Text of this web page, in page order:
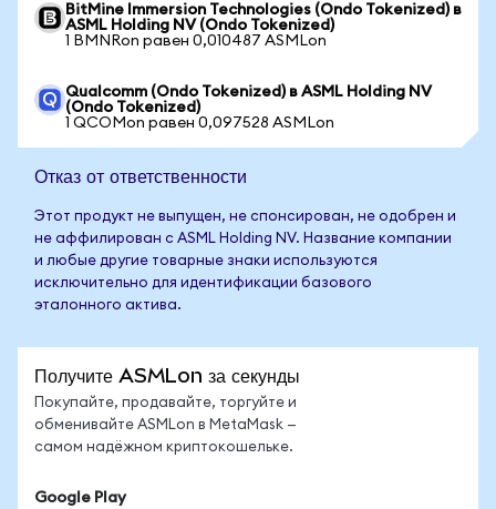
BitMine Immersion Technologies (Ondo Tokenized) в
ASML Holding NV (Ondo Tokenized)
1 BMNRon равен 0,010487 ASMLon
Qualcomm (Ondo Tokenized) в ASML Holding NV
(Ondo Tokenized)
1 QCOMon равен 0,097528 ASMLon
Отказ от ответственности
Этот продукт не выпущен, не спонсирован, не одобрен и
не аффилирован с ASML Holding NV. Название компании
и любые другие товарные знаки используются
исключительно для идентификации базового
эталонного актива.
Получите ASMLon за секунды
Покупайте, продавайте, торгуйте и
обменивайте ASMLon в MetaMask —
самом надёжном криптокошельке.
Google Play